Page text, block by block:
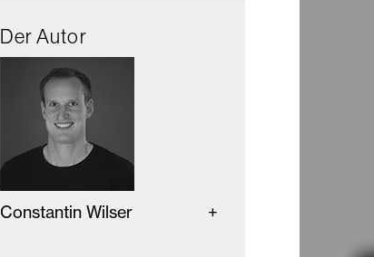
Der Autor
Constantin Wilser